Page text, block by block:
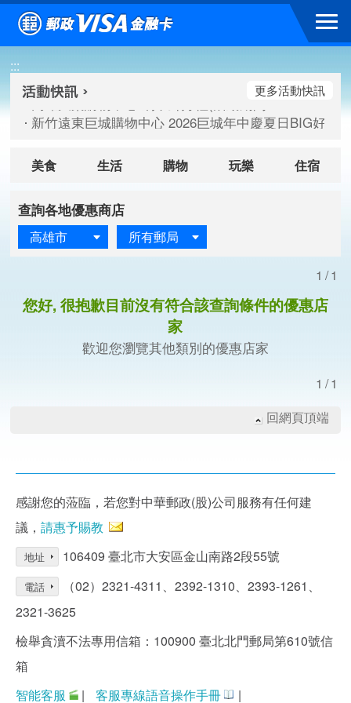
跳到主要內容區塊
:::
高雄大樂購物中心 刷卡郵好禮(活動期間：115/08/07-
臺北三創生活 有點東西第2波 刷卡郵好禮(活動期間：
高雄大樂購物中心 刷卡郵好禮(活動期間：115/08/07-
新竹遠東巨城購物中心 2026巨城年中慶夏日BIG好刷(
更多活動快訊
美食 生活 購物 玩樂 住宿
查詢各地優惠商店
高雄市 所有郵局
1/1
您好, 很抱歉目前沒有符合該查詢條件的優惠店
家
歡迎您瀏覽其他類別的優惠店家
1/1
回網頁頂端
感謝您的蒞臨，若您對中華郵政(股)公司服務有任何建
議， 請惠予賜教
地址 106409 臺北市大安區金山南路2段55號
電話
（02）2321-4311、2392-1310、2393-1261、
2321-3625
檢舉貪瀆不法專用信箱：100900 臺北北門郵局第610號信
箱
智能客服
| 客服專線語音操作手冊 |